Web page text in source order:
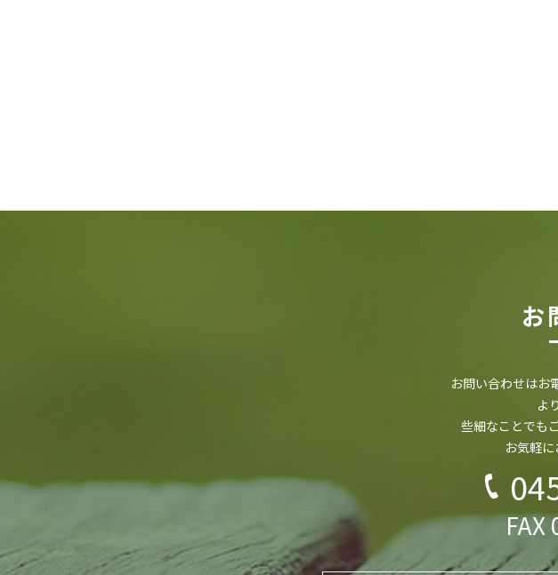
お
お問い合わせはお
よ
些細なことでも
お気軽に
FAX